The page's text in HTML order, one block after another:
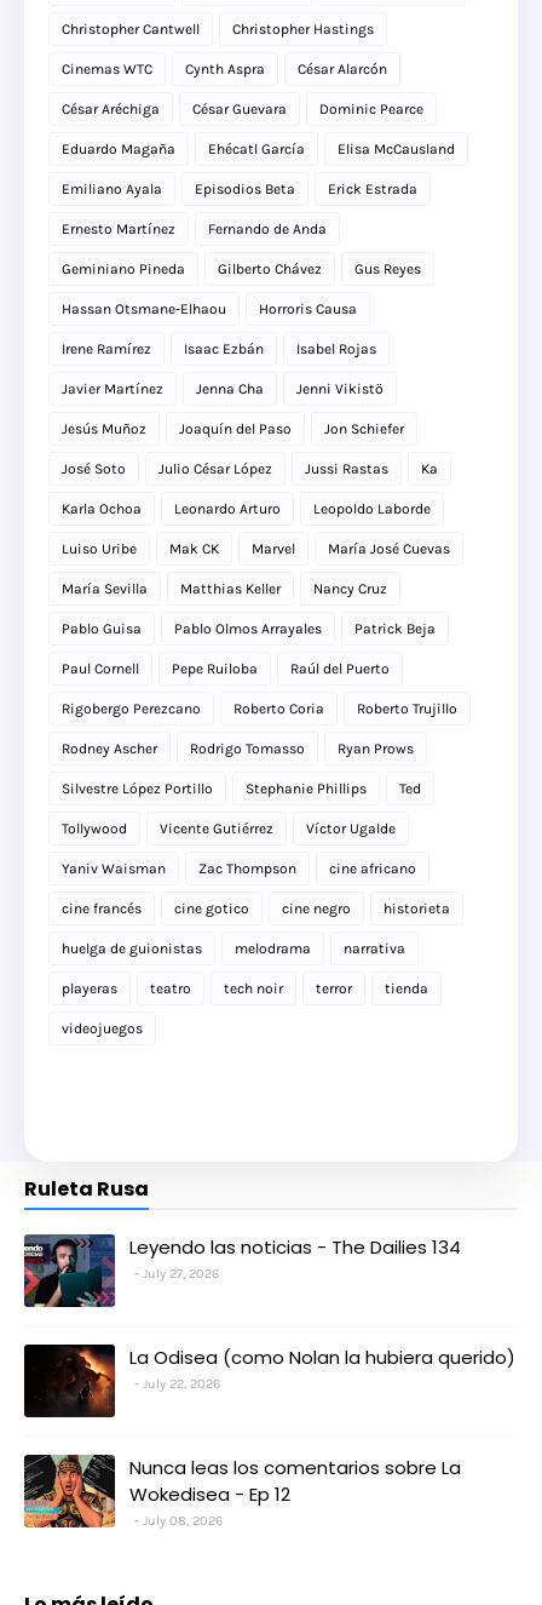
Christopher Cantwell Christopher Hastings
Cinemas WTC Cynth Aspra César Alarcón
César Aréchiga César Guevara Dominic Pearce
Eduardo Magaña Ehécatl García Elisa McCausland
Emiliano Ayala Episodios Beta Erick Estrada
Ernesto Martínez Fernando de Anda
Geminiano Pineda Gilberto Chávez Gus Reyes
Hassan Otsmane-Elhaou Horroris Causa
Irene Ramírez Isaac Ezbán Isabel Rojas
Javier Martínez Jenna Cha Jenni Vikistö
Jesús Muñoz Joaquín del Paso Jon Schiefer
José Soto Julio César López Jussi Rastas Ka
Karla Ochoa Leonardo Arturo Leopoldo Laborde
Luiso Uribe Mak CK Marvel María José Cuevas
María Sevilla Matthias Keller Nancy Cruz
Pablo Guisa Pablo Olmos Arrayales Patrick Beja
Paul Cornell Pepe Ruiloba Raúl del Puerto
Rigobergo Perezcano Roberto Coria Roberto Trujillo
Rodney Ascher Rodrigo Tomasso Ryan Prows
Silvestre López Portillo Stephanie Phillips Ted
Tollywood Vicente Gutiérrez Víctor Ugalde
Yaniv Waisman Zac Thompson cine africano
cine francés cine gotico cine negro historieta
huelga de guionistas melodrama narrativa
playeras teatro tech noir terror tienda
videojuegos
Ruleta Rusa
Leyendo las noticias - The Dailies 134
July 27, 2026
La Odisea (como Nolan la hubiera querido)
July 22, 2026
Nunca leas los comentarios sobre La
Wokedisea - Ep 12
July 08, 2026